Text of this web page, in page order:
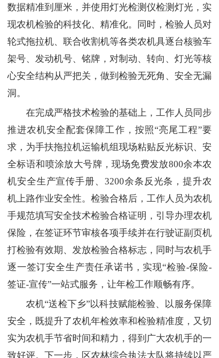
数据精准到厘米，并使用灯光检测仪检测灯光，实
现农机检验的科技化、精准化。同时，检验人员对
轮式拖拉机、联合收割机等各类农机具逐台核验车
架号、发动机号、铭牌，对制动、转向、灯光等核
心安全结构从严把关，做到检验无死角、安全无漏
洞。
在完成严格技术检验的基础上，工作人员同步
推进农机安全配套保障工作，按照“亮尾工程”要
求，为手扶拖拉机运输机组现场粘贴反光标识、安
全标语和喷涂放大号牌，现场免费发放800余本农
机安全生产宣传手册、3200余条反光条，提升农
机上路作业安全性。检验合格后，工作人员为农机
手规范填写安全技术检验合格证明，引导办理农机
保险，在签证环节审核各项手续并在行驶证副页机
打检验有效期、发放检验合格标志，同时与农机手
逐一签订安全生产责任承诺书，实现“检验-保险-
签证-宣传”一站式服务，让年检工作顺畅有序。
农机“送检下乡”以科技赋能检验、以服务保障
安全，既提升了农机年检效率和检验精准度，又切
实为农机手节省时间和精力，得到广大农机手的一
致好评。下一步，区农林综合执法大队将持续以严